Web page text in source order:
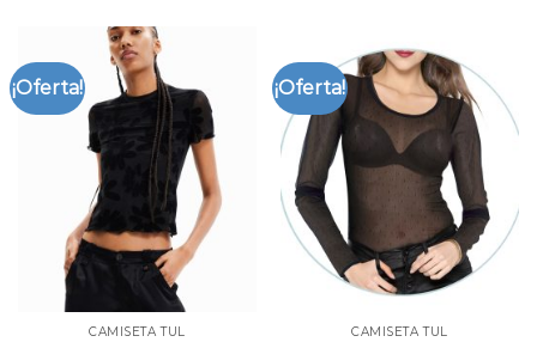
¡Oferta!
CAMISETA TUL
¡Oferta!
CAMISETA TUL